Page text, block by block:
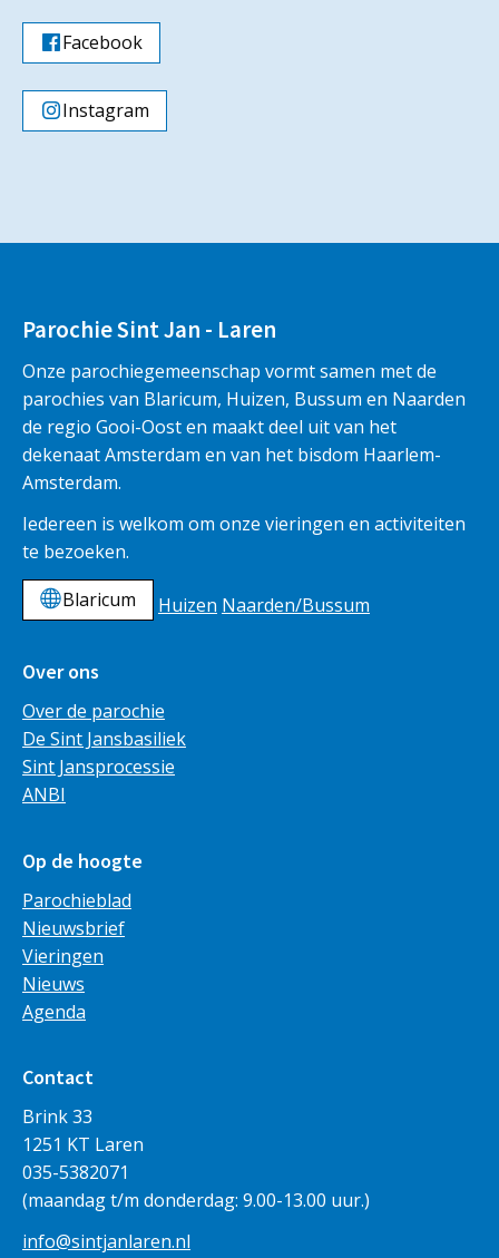
Facebook
Instagram
Parochie Sint Jan - Laren
Onze parochiegemeenschap vormt samen met de
parochies van Blaricum, Huizen, Bussum en Naarden
de regio Gooi-Oost en maakt deel uit van het
dekenaat Amsterdam en van het bisdom Haarlem-
Amsterdam.
Iedereen is welkom om onze vieringen en activiteiten
te bezoeken.
Blaricum
Huizen Naarden/Bussum
Over ons
Over de parochie
De Sint Jansbasiliek
Sint Jansprocessie
ANBI
Op de hoogte
Parochieblad
Nieuwsbrief
Vieringen
Nieuws
Agenda
Contact
Brink 33
1251 KT Laren
035-5382071
(maandag t/m donderdag: 9.00-13.00 uur.)
info@sintjanlaren.nl